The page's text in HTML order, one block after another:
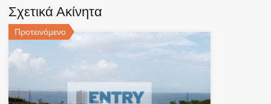
Σχετικά Ακίνητα
Προτεινόμενο